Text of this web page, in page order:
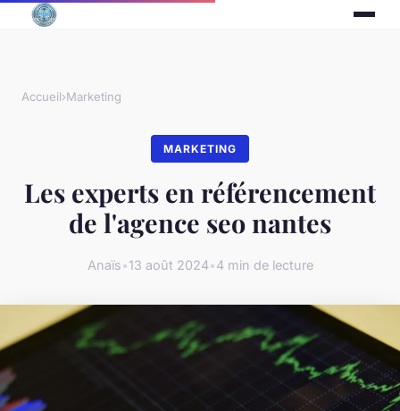
Accueil›Marketing
MARKETING
Les experts en référencement
de l'agence seo nantes
Anaïs•13 août 2024•4 min de lecture